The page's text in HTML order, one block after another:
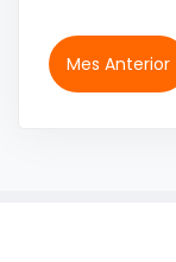
Mes Anterior